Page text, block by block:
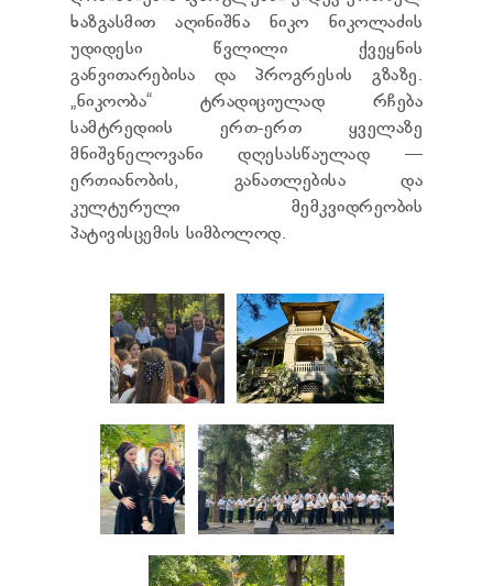
ხაზგასმით აღინიშნა ნიკო ნიკოლაძის
უდიდესი წვლილი ქვეყნის
განვითარებისა და პროგრესის გზაზე.
„ნიკოობა“ ტრადიციულად რჩება
სამტრედიის ერთ-ერთ ყველაზე
მნიშვნელოვანი დღესასწაულად —
ერთიანობის, განათლებისა და
კულტურული მემკვიდრეობის
პატივისცემის სიმბოლოდ.